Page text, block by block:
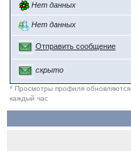
Нет данных
Нет данных
Отправить сообщение
скрыто
* Просмотры профиля обновляются
каждый час